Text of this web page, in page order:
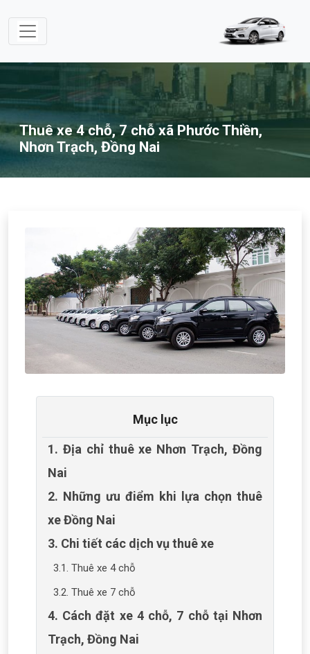
Thuê xe 4 chỗ, 7 chỗ xã Phước Thiền,
Nhơn Trạch, Đồng Nai
Mục lục
1. Địa chỉ thuê xe Nhơn Trạch, Đồng
Nai
2. Những ưu điểm khi lựa chọn thuê
xe Đồng Nai
3. Chi tiết các dịch vụ thuê xe
3.1. Thuê xe 4 chỗ
3.2. Thuê xe 7 chỗ
4. Cách đặt xe 4 chỗ, 7 chỗ tại Nhơn
Trạch, Đồng Nai